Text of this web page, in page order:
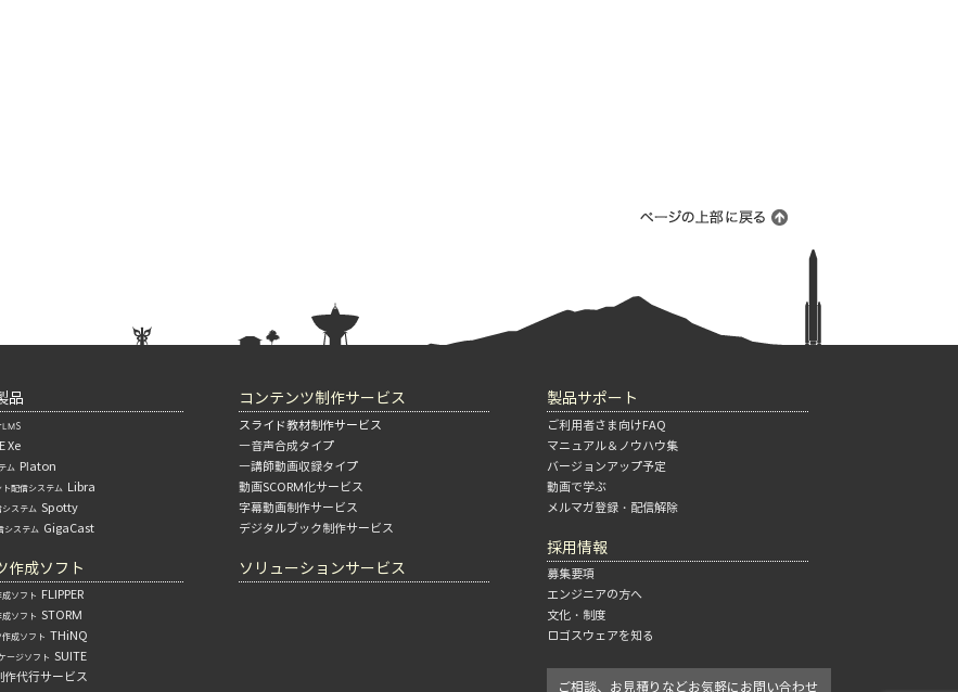
品
LMS
Xe
ム Platon
配信システム Libra
ステム Spotty
システム GigaCast
作成ソフト
ソフト FLIPPER
ソフト STORM
成ソフト THiNQ
ージソフト SUITE
作代行サービス
コンテンツ制作サービス
スライド教材制作サービス
―音声合成タイプ
―講師動画収録タイプ
動画SCORM化サービス
字幕動画制作サービス
デジタルブック制作サービス
ソリューションサービス
製品サポート
ご利用者さま向けFAQ
マニュアル＆ノウハウ集
バージョンアップ予定
動画で学ぶ
メルマガ登録・配信解除
採用情報
募集要項
エンジニアの方へ
文化・制度
ロゴスウェアを知る
ご相談、お見積りなどお気軽にお問い合わせ